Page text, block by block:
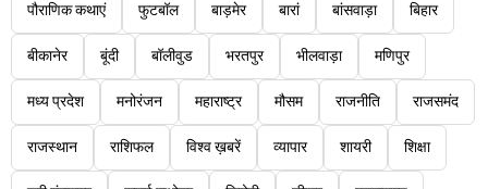
पौराणिक कथाएं फुटबॉल बाड़मेर बारां बांसवाड़ा बिहार
बीकानेर बूंदी बॉलीवुड भरतपुर भीलवाड़ा मणिपुर
मध्य प्रदेश मनोरंजन महाराष्ट्र मौसम राजनीति राजसमंद
राजस्थान राशिफल विश्व ख़बरें व्यापार शायरी शिक्षा